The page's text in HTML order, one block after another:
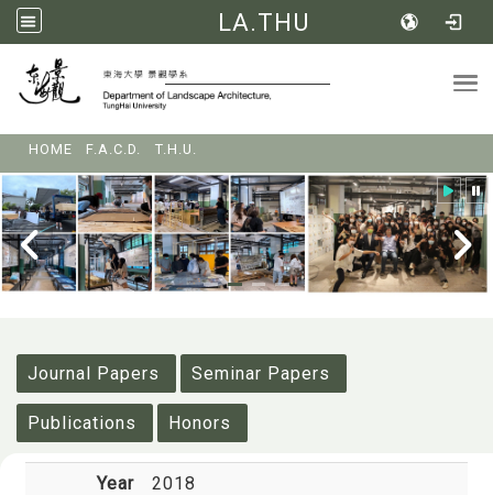
LA.THU
HOME F.A.C.D. T.H.U.
Journal Papers
Seminar Papers
Publications Honors
Year 2018